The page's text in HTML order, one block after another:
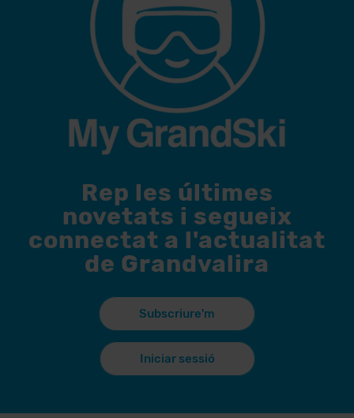
Rep les últimes
novetats i segueix
connectat a l'actualitat
de Grandvalira
Subscriure'm
Iniciar sessió